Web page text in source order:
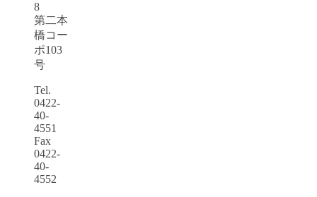
8
第二本
橋コー
ポ103
号
Tel.
0422-
40-
4551
Fax
0422-
40-
4552